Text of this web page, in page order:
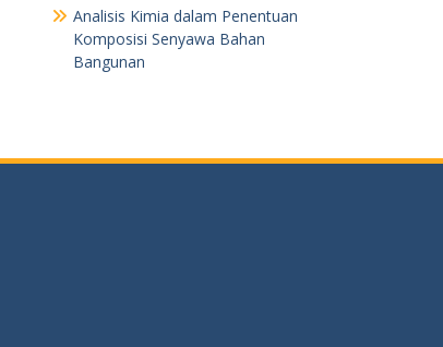
Analisis Kimia dalam Penentuan
Komposisi Senyawa Bahan
Bangunan